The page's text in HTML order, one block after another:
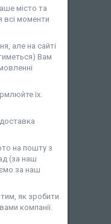
місто та
моменти
але на сайті
Вам
їх.
на пошту з
(за наш
за наш
як зробити
компанії.